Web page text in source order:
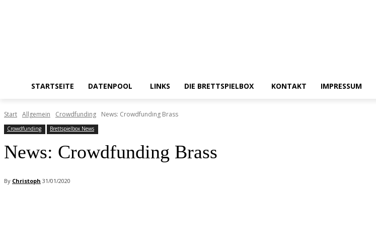
STARTSEITE DATENPOOL LINKS DIE BRETTSPIELBOX KONTAKT IMPRESSUM
Start Allgemein Crowdfunding News: Crowdfunding Brass
Crowdfunding Brettspielbox News
News: Crowdfunding Brass
By Christoph 31/01/2020